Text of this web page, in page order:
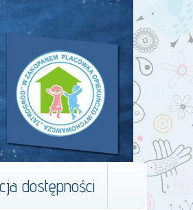
dostępności